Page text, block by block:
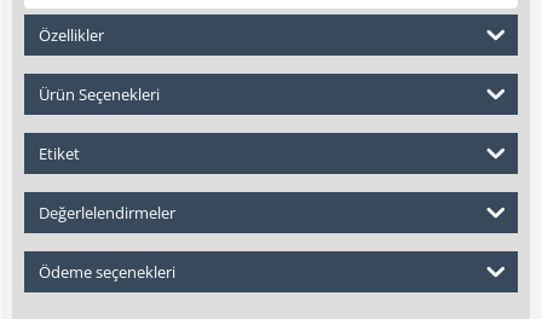
Özellikler
Ürün Seçenekleri
Etiket
Değerlelendirmeler
Ödeme seçenekleri